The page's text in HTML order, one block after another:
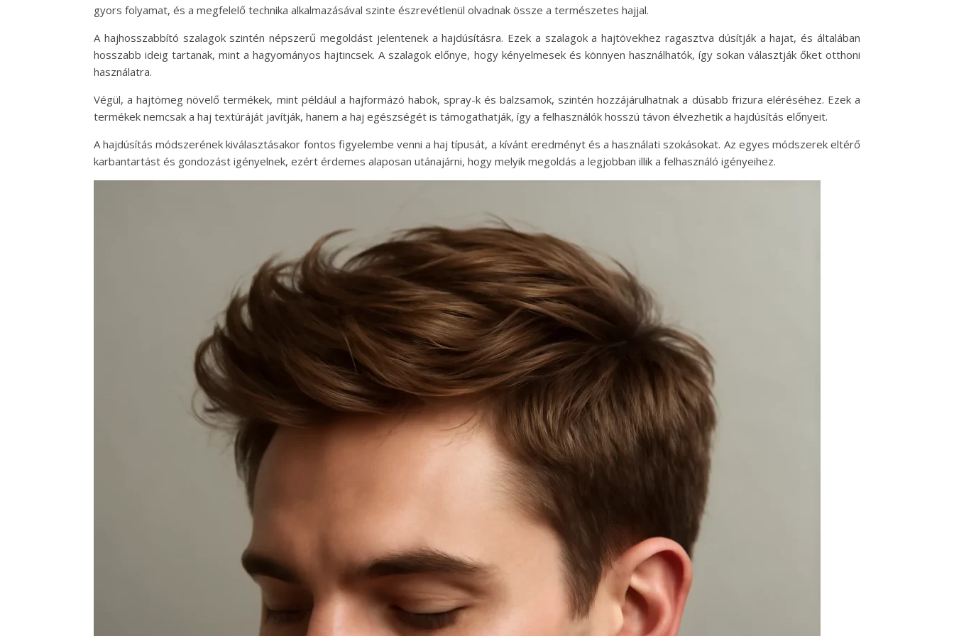
gyors folyamat, és a megfelelő technika alkalmazásával szinte észrevétlenül olvadnak össze a természetes hajjal.
A hajhosszabbító szalagok szintén népszerű megoldást jelentenek a hajdúsításra. Ezek a szalagok a hajtövekhez ragasztva dúsítják a hajat, és általában
hosszabb ideig tartanak, mint a hagyományos hajtincsek. A szalagok előnye, hogy kényelmesek és könnyen használhatók, így sokan választják őket otthoni
használatra.
Végül, a hajtömeg növelő termékek, mint például a hajformázó habok, spray-k és balzsamok, szintén hozzájárulhatnak a dúsabb frizura eléréséhez. Ezek a
termékek nemcsak a haj textúráját javítják, hanem a haj egészségét is támogathatják, így a felhasználók hosszú távon élvezhetik a hajdúsítás előnyeit.
A hajdúsítás módszerének kiválasztásakor fontos figyelembe venni a haj típusát, a kívánt eredményt és a használati szokásokat. Az egyes módszerek eltérő
karbantartást és gondozást igényelnek, ezért érdemes alaposan utánajárni, hogy melyik megoldás a legjobban illik a felhasználó igényeihez.